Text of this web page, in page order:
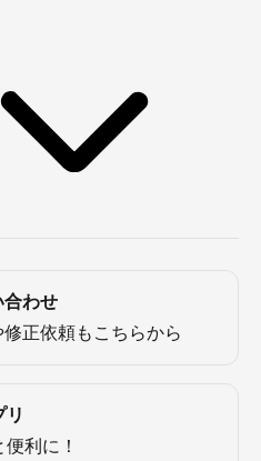
合わせ
正依頼もこちらから
リ
利に！